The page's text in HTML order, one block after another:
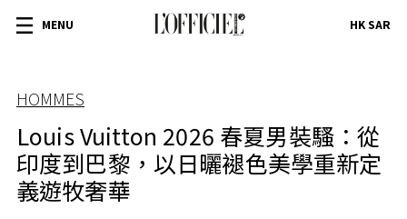
MENU HK SAR
HOMMES
Louis Vuitton 2026 春夏男裝騷：從
印度到巴黎，以日曬褪色美學重新定
義遊牧奢華